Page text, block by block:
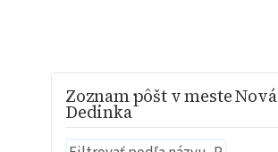
Zoznam pôšt v meste Nová
Dedinka